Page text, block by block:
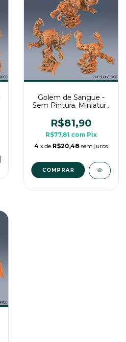
Golem de Sangue -
Sem Pintura. Miniatura
de Mesa
R$81,90
R$77,81 com Pix
4 x de R$20,48 sem juros
COMPRAR